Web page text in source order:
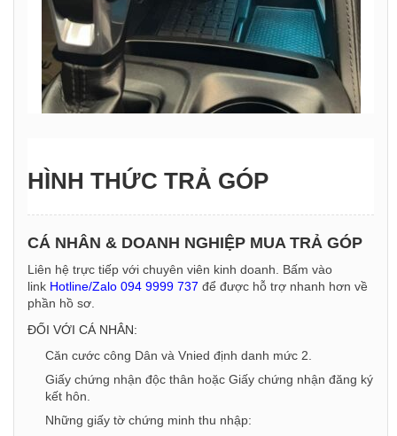
HÌNH THỨC TRẢ GÓP
CÁ NHÂN & DOANH NGHIỆP MUA TRẢ GÓP
Liên hệ trực tiếp với chuyên viên kinh doanh. Bấm vào
link Hotline/Zalo 094 9999 737 để được hỗ trợ nhanh hơn về
phần hồ sơ.
ĐỐI VỚI CÁ NHÂN:
Căn cước công Dân và Vnied định danh mức 2.
Giấy chứng nhận độc thân hoặc Giấy chứng nhận đăng ký
kết hôn.
Những giấy tờ chứng minh thu nhập: